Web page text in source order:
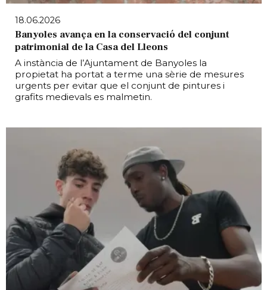
18.06.2026
Banyoles avança en la conservació del conjunt
patrimonial de la Casa del Lleons
A instància de l’Ajuntament de Banyoles la
propietat ha portat a terme una sèrie de mesures
urgents per evitar que el conjunt de pintures i
grafits medievals es malmetin.